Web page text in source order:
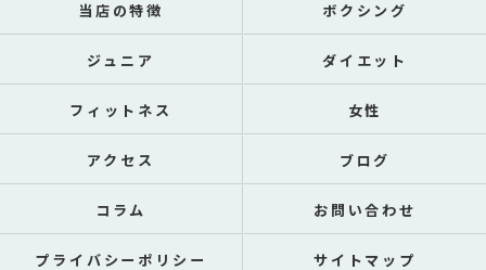
当店の特徴 ボクシング
ジュニア ダイエット
フィットネス 女性
アクセス ブログ
コラム お問い合わせ
プライバシーポリシー サイトマップ